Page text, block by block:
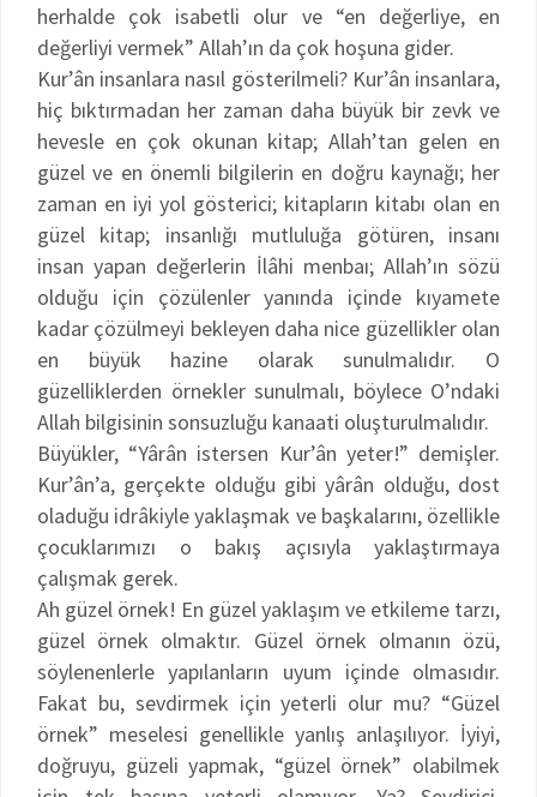
herhalde çok isabetli olur ve “en değerliye, en
değerliyi vermek” Allah’ın da çok hoşuna gider.
Kur’ân insanlara nasıl gösterilmeli? Kur’ân insanlara,
hiç bıktırmadan her zaman daha büyük bir zevk ve
hevesle en çok okunan kitap; Allah’tan gelen en
güzel ve en önemli bilgilerin en doğru kaynağı; her
zaman en iyi yol gösterici; kitapların kitabı olan en
güzel kitap; insanlığı mutluluğa götüren, insanı
insan yapan değerlerin İlâhi menbaı; Allah’ın sözü
olduğu için çözülenler yanında içinde kıyamete
kadar çözülmeyi bekleyen daha nice güzellikler olan
en büyük hazine olarak sunulmalıdır. O
güzelliklerden örnekler sunulmalı, böylece O’ndaki
Allah bilgisinin sonsuzluğu kanaati oluşturulmalıdır.
Büyükler, “Yârân istersen Kur’ân yeter!” demişler.
Kur’ân’a, gerçekte olduğu gibi yârân olduğu, dost
oladuğu idrâkiyle yaklaşmak ve başkalarını, özellikle
çocuklarımızı o bakış açısıyla yaklaştırmaya
çalışmak gerek.
Ah güzel örnek! En güzel yaklaşım ve etkileme tarzı,
güzel örnek olmaktır. Güzel örnek olmanın özü,
söylenenlerle yapılanların uyum içinde olmasıdır.
Fakat bu, sevdirmek için yeterli olur mu? “Güzel
örnek” meselesi genellikle yanlış anlaşılıyor. İyiyi,
doğruyu, güzeli yapmak, “güzel örnek” olabilmek